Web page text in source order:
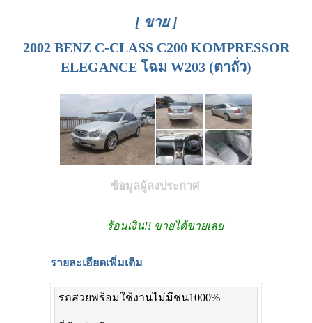
[ ขาย ]
2002 BENZ C-CLASS C200 KOMPRESSOR
ELEGANCE โฉม W203 (ตาถั่ว)
ข้อมูลผู้ลงประกาศ
ร้อนเงิน!! ขายได้ขายเลย
รายละเอียดเพิ่มเติม
รถสวยพร้อมใช้งานไม่มีชน1000%